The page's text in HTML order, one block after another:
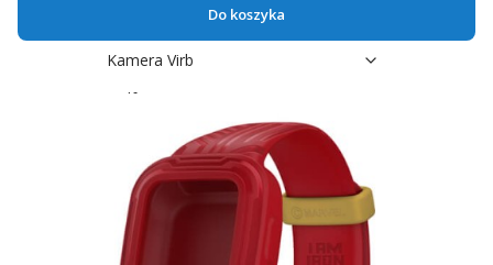
Kamera Virb
Golf
Dla zwierząt
Moto
Outdoor
Jeździectwo
Do koszyka